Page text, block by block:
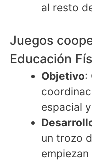
al resto
Juegos
Educación
Objetivo:
espacial
un trozo